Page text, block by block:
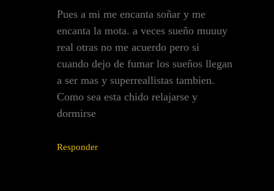
Pues a mi me encanta soñar y me
encanta la mota. a veces sueño muuuy
real otras no me acuerdo pero si
cuando dejo de fumar los sueños llegan
a ser mas y superreallistas tambien.
Como sea esta chido relajarse y
dormirse
Responder